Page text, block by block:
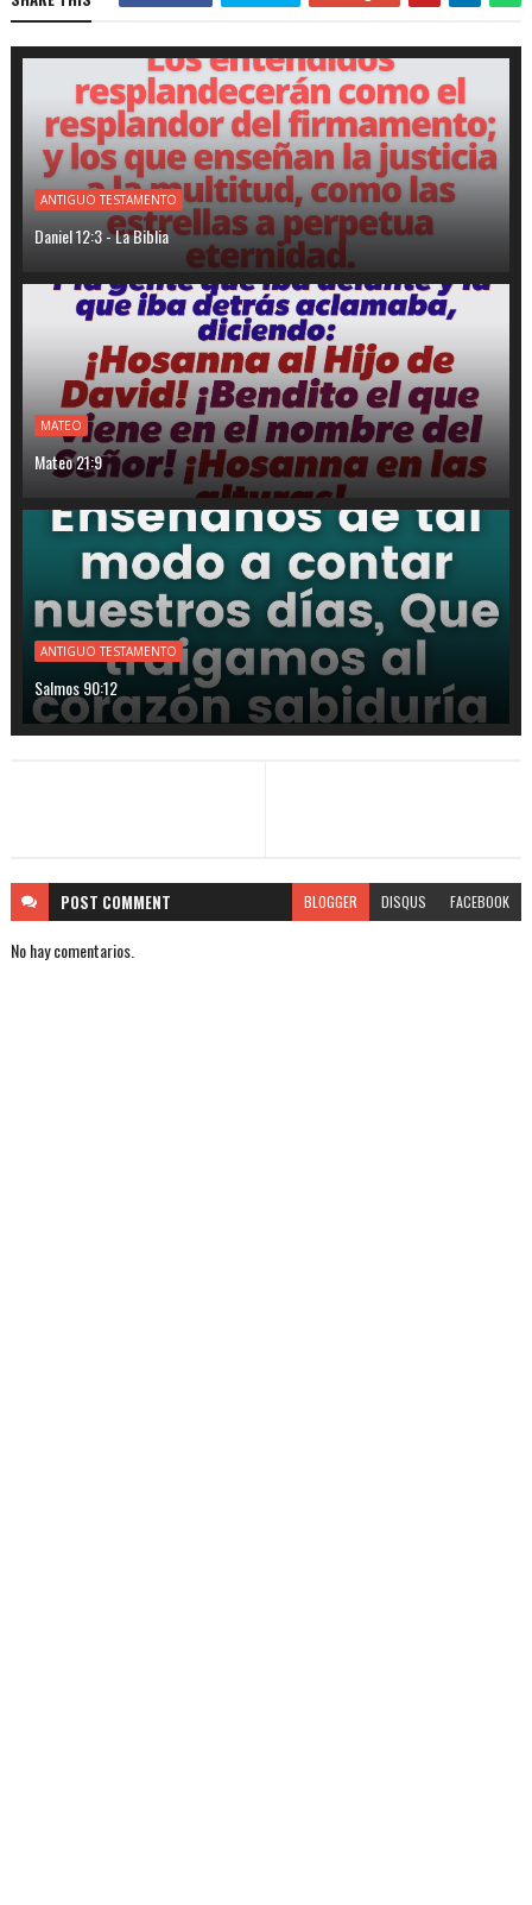
ANTIGUO TESTAMENTO
Daniel 12:3 - La Biblia
MATEO
Mateo 21:9
ANTIGUO TESTAMENTO
Salmos 90:12
POST COMMENT BLOGGER DISQUS FACEBOOK
No hay comentarios.